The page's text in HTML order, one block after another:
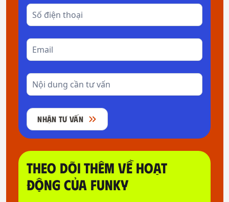
NHẬN TƯ VẤN
THEO DÕI THÊM VỀ HOẠT
ĐỘNG CỦA FUNKY